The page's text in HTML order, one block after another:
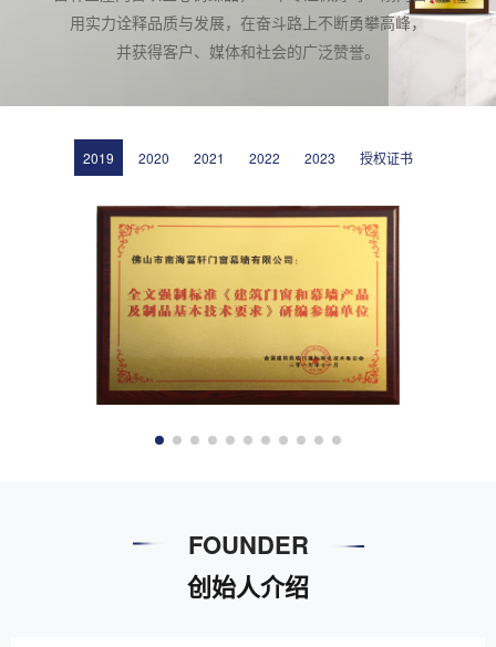
用实力诠释品质与发展，在奋斗路上不断勇攀高峰，
并获得客户、媒体和社会的广泛赞誉。
2019 2020 2021 2022 2023 授权证书
FOUNDER
创始人介绍